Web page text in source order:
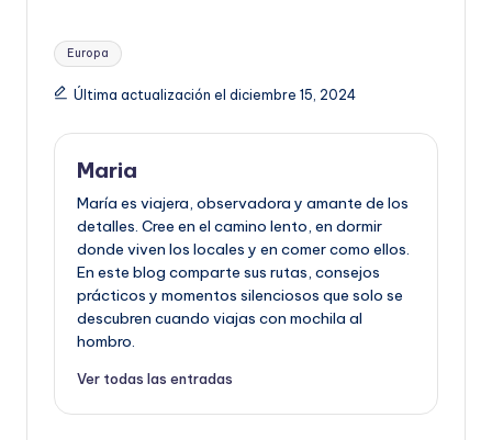
Etiquetas:
Europa
Última actualización el diciembre 15, 2024
Maria
María es viajera, observadora y amante de los
detalles. Cree en el camino lento, en dormir
donde viven los locales y en comer como ellos.
En este blog comparte sus rutas, consejos
prácticos y momentos silenciosos que solo se
descubren cuando viajas con mochila al
hombro.
Ver todas las entradas